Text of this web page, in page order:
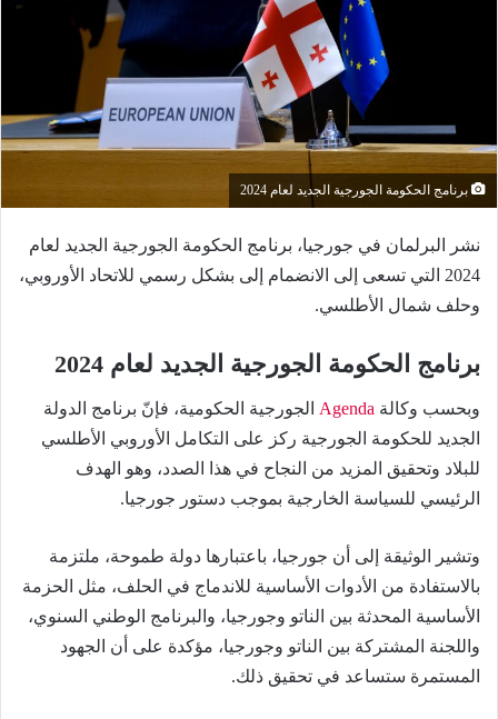
برنامج الحكومة الجورجية الجديد لعام 2024
نشر البرلمان في جورجيا، برنامج الحكومة الجورجية الجديد لعام
2024 التي تسعى إلى الانضمام إلى بشكل رسمي للاتحاد الأوروبي،
وحلف شمال الأطلسي.
برنامج الحكومة الجورجية الجديد لعام 2024
وبحسب وكالة Agenda الجورجية الحكومية، فإنّ برنامج الدولة
الجديد للحكومة الجورجية ركز على التكامل الأوروبي الأطلسي
للبلاد وتحقيق المزيد من النجاح في هذا الصدد، وهو الهدف
الرئيسي للسياسة الخارجية بموجب دستور جورجيا.
وتشير الوثيقة إلى أن جورجيا، باعتبارها دولة طموحة، ملتزمة
بالاستفادة من الأدوات الأساسية للاندماج في الحلف، مثل الحزمة
الأساسية المحدثة بين الناتو وجورجيا، والبرنامج الوطني السنوي،
واللجنة المشتركة بين الناتو وجورجيا، مؤكدة على أن الجهود
المستمرة ستساعد في تحقيق ذلك.